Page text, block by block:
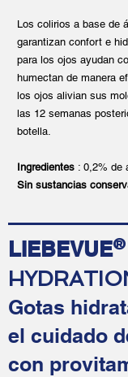
Los colirios a base de
garantizan confort e
para los ojos ayudan
humectan de manera
los ojos alivian sus
las 12 semanas
botella.
Ingredientes : 0,2% de
Sin sustancias
LIEBEVUE®
Gotas
el cuidado
con